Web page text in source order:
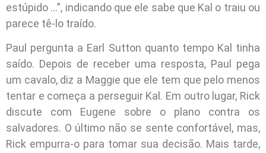
estúpido …”, indicando que ele sabe que Kal o traiu ou
parece tê-lo traído.
Paul pergunta a Earl Sutton quanto tempo Kal tinha
saído. Depois de receber uma resposta, Paul pega
um cavalo, diz a Maggie que ele tem que pelo menos
tentar e começa a perseguir Kal. Em outro lugar, Rick
discute com Eugene sobre o plano contra os
salvadores. O último não se sente confortável, mas,
Rick empurra-o para tomar sua decisão. Mais tarde,